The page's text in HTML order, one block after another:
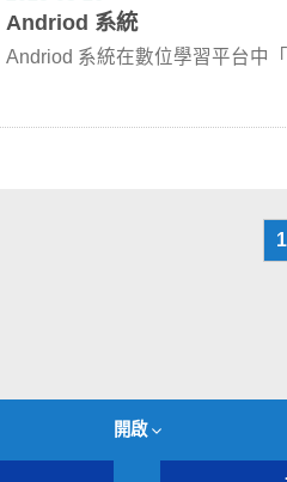
Andriod 系統
Andriod 系統在數位學習平台中
1
開啟